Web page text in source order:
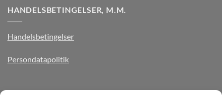
HANDELSBETINGELSER, M.M.
Handelsbetingelser
Persondatapolitik